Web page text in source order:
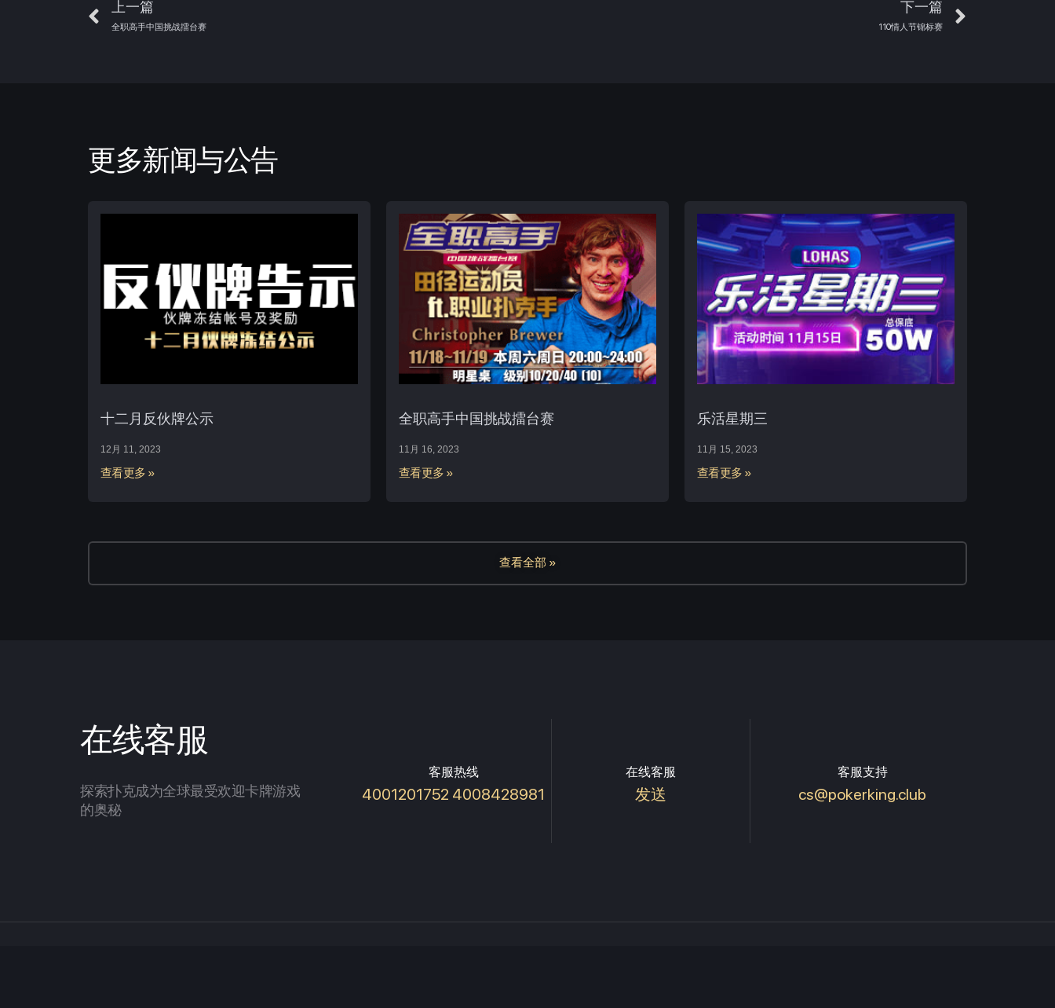
上一篇
全职高手中国挑战擂台赛
下一篇
110情人节锦标赛
更多新闻与公告
十二月反伙牌公示
12月 11, 2023
查看更多 »
全职高手中国挑战擂台赛
11月 16, 2023
查看更多 »
乐活星期三
11月 15, 2023
查看更多 »
查看全部 »
在线客服
探索扑克成为全球最受欢迎卡牌游戏
的奥秘
客服热线
4001201752 4008428981
在线客服
发送
客服支持
cs@pokerking.club